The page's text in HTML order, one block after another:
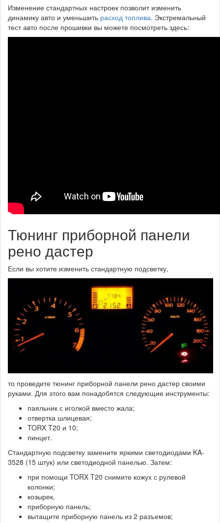
Изменение стандартных настроек позволит изменить
динамику авто и уменьшить расход топлива. Экстремальный
тест авто после прошивки вы можете посмотреть здесь:
Тюнинг приборной панели
рено дастер
Если вы хотите изменить стандартную подсветку,
то проведите тюнинг приборной панели рено дастер своими
руками. Для этого вам понадобятся следующие инструменты:
паяльник с иголкой вместо жала;
отвертка шлицевая;
TORX T20 и 10;
пинцет.
Стандартную подсветку замените яркими светодиодами KA-
3528 (15 штук) или светодиодной панелью. Затем:
при помощи TORX T20 снимите кожух с рулевой
колонки;
козырек,
приборную панель;
вытащите приборную панель из 2 разъемов;